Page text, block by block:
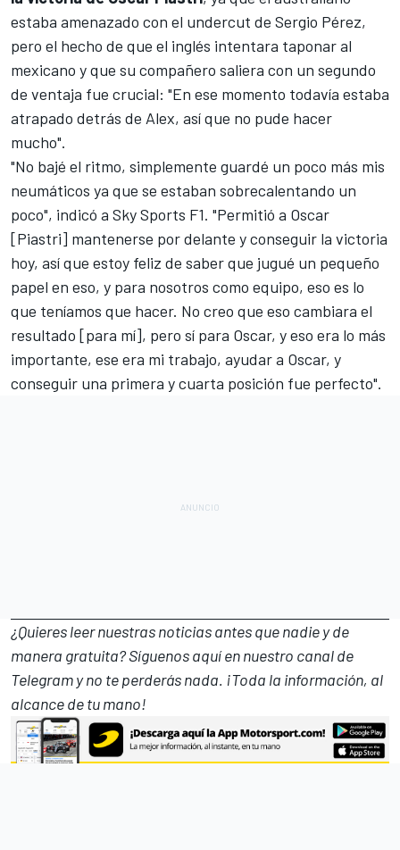
estaba amenazado con el undercut de Sergio Pérez,
pero el hecho de que el inglés intentara taponar al
mexicano y que su compañero saliera con un segundo
de ventaja fue crucial: "En ese momento todavía estaba
atrapado detrás de Alex, así que no pude hacer
mucho".
"No bajé el ritmo, simplemente guardé un poco más mis
neumáticos ya que se estaban sobrecalentando un
poco", indicó a Sky Sports F1. "Permitió a Oscar
[Piastri] mantenerse por delante y conseguir la victoria
hoy, así que estoy feliz de saber que jugué un pequeño
papel en eso, y para nosotros como equipo, eso es lo
que teníamos que hacer. No creo que eso cambiara el
resultado [para mí], pero sí para Oscar, y eso era lo más
importante, ese era mi trabajo, ayudar a Oscar, y
conseguir una primera y cuarta posición fue perfecto".
¿Quieres leer nuestras noticias antes que nadie y de
manera gratuita? Síguenosaquí en nuestro canal de
Telegramy no te perderás nada. ¡Toda la información, al
alcance de tu mano!